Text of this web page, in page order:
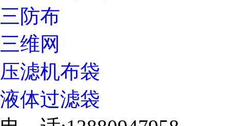
三防布
三维网
压滤机布袋
液体过滤袋